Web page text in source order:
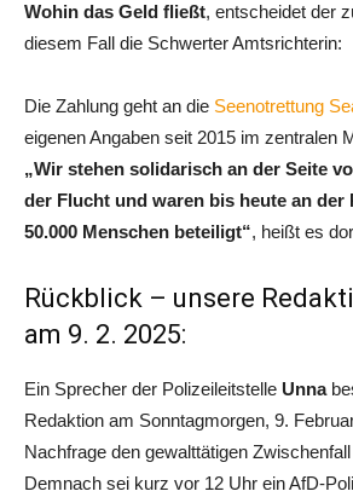
Wohin das Geld fließt, entscheidet der
diesem Fall die Schwerter Amtsrichterin:
Die Zahlung geht an die Seenotrettung
eigenen Angaben seit 2015 im zentralen
„Wir stehen solidarisch an der Seite
der Flucht und waren bis heute an der
50.000 Menschen beteiligt“, heißt es
Rückblick – unsere
am 9. 2. 2025:
Ein Sprecher der Polizeileitstelle Unna
Redaktion am Sonntagmorgen, 9.
Nachfrage den gewalttätigen
Demnach sei kurz vor 12 Uhr ein AfD-